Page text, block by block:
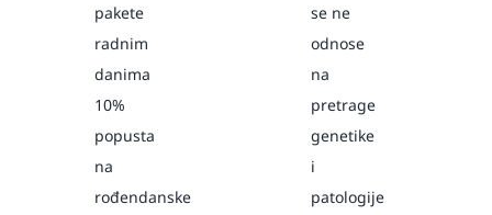
pakete
radnim
danima
10%
popusta
na
rođendanske
se ne
odnose
na
pretrage
genetike
i
patologije